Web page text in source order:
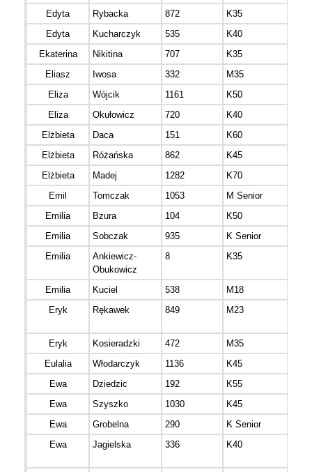
Edyta
Rybacka 872 K35
Edyta
Kucharczyk 535 K40
Ekaterina
Nikitina 707 K35
Eliasz
Iwosa 332 M35
Eliza
Wójcik 1161 K50
Eliza
Okułowicz 720 K40
Elżbieta
Daca 151 K60
Elżbieta
Różańska 862 K45
Elżbieta
Madej 1282 K70
Emil
Tomczak 1053 M Senior
Emilia
Bzura 104
K50
Emilia
Sobczak 935 K Senior
Emilia
Ankiewicz-
Obukowicz
8 K35
Emilia Kuciel 538 M18
Eryk
Rękawek 849 M23
Eryk Kosieradzki 472 M35
Eulalia
Włodarczyk 1136
K45
Ewa
Dziedzic 192
K55
Ewa
Szyszko 1030 K45
Ewa
Grobelna 290 K Senior
Ewa
Jagielska 336 K40